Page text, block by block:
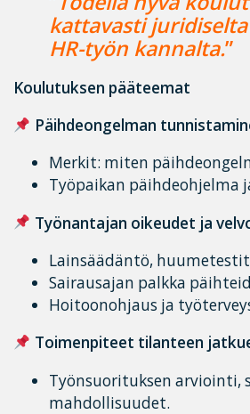
kattavasti
HR-työn kannalta.”
Koulutuksen pääteemat
Päihdeongelman
Merkit: miten
Työpaikan
Työnantajan oikeudet ja
Lainsäädäntö,
Sairausajan palkka
Hoitoonohjaus ja
Toimenpiteet tilanteen
Työnsuorituksen arviointi,
mahdollisuudet.